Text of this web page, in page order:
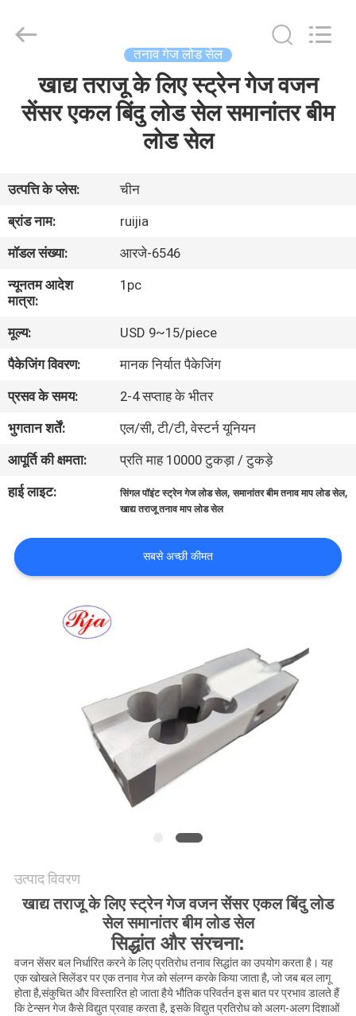
वीडियो
हमारे
में
कारखाना
भ्रमण
गुणवत्ता
नियंत्रण
संपर्क
करें
एक
Instruments
तनाव गेज लोड सेल
खाद्य तराजू के लिए स्ट्रेन गेज वजन
सेंसर एकल बिंदु लोड सेल समानांतर बीम
लोड सेल
उत्पत्ति के प्लेस:
चीन
ब्रांड नाम:
ruijia
मॉडल संख्या:
आरजे-6546
न्यूनतम आदेश
मात्रा:
1pc
मूल्य:
USD 9~15/piece
पैकेजिंग विवरण:
मानक निर्यात पैकेजिंग
प्रसव के समय:
2-4 सप्ताह के भीतर
भुगतान शर्तें:
एल/सी, टी/टी, वेस्टर्न यूनियन
आपूर्ति की क्षमता:
प्रति माह 10000 टुकड़ा / टुकड़े
हाई लाइट:
सिंगल पॉइंट स्ट्रेन गेज लोड सेल,समानांतर बीम तनाव माप लोड सेल,
खाद्य तराजू तनाव माप लोड सेल
सबसे अच्छी कीमत
उत्पाद विवरण
खाद्य तराजू के लिए स्ट्रेन गेज वजन सेंसर एकल बिंदु लोड
सेल समानांतर बीम लोड सेल
सिद्धांत और संरचना:
वजन सेंसर बल निर्धारित करने के लिए प्रतिरोध तनाव सिद्धांत का उपयोग करता है। यह
एक खोखले सिलेंडर पर एक तनाव गेज को संलग्न करके किया जाता है, जो जब बल लागू
होता है,संकुचित और विस्तारित हो जाता हैये भौतिक परिवर्तन इस बात पर प्रभाव डालते हैं
कि टेन्सन गेज कैसे विद्युत प्रवाह करता है, इसके विद्युत प्रतिरोध को अलग-अलग दिशाओं